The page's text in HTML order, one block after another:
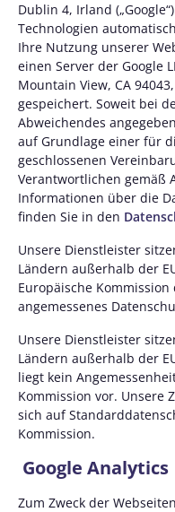
Dublin 4, Irland
Technologien
Ihre Nutzung unserer
einen Server der Google
Mountain View, CA
gespeichert. Soweit bei
Abweichendes
auf Grundlage einer für
geschlossenen
Verantwortlichen gemäß
Informationen über die
finden Sie in den
Unsere Dienstleister
Ländern außerhalb der
Europäische
angemessenes
Unsere Dienstleister
Ländern außerhalb der
liegt kein
Kommission vor. Unsere
sich auf
Kommission.
Google Analytics
Zum Zweck der